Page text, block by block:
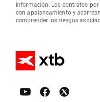
información. Los contratos por
con apalancamiento y
comprender los riesgos